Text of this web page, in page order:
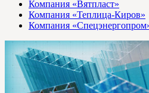
Компания «Вятпласт»
Компания «Теплица-Киров»
Компания